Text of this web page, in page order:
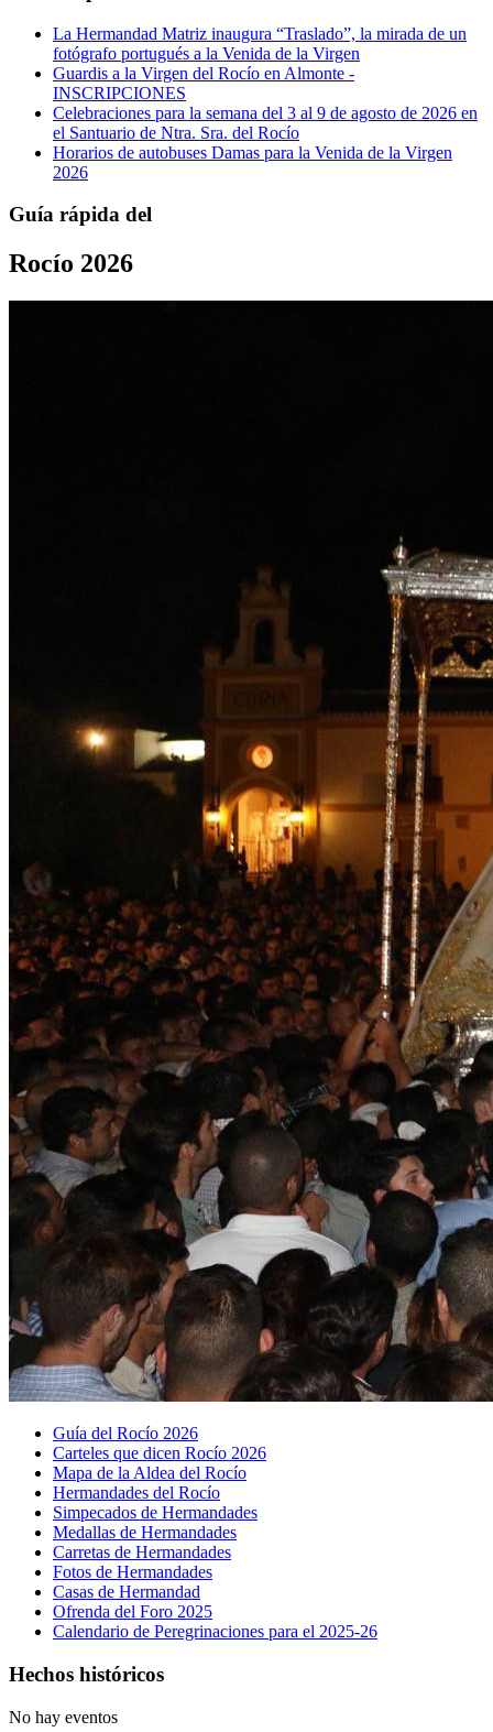
La Hermandad Matriz inaugura “Traslado”, la mirada de un
fotógrafo portugués a la Venida de la Virgen
Guardis a la Virgen del Rocío en Almonte -
INSCRIPCIONES
Celebraciones para la semana del 3 al 9 de agosto de 2026 en
el Santuario de Ntra. Sra. del Rocío
Horarios de autobuses Damas para la Venida de la Virgen
2026
Guía rápida del
Rocío 2026
Guía del Rocío 2026
Carteles que dicen Rocío 2026
Mapa de la Aldea del Rocío
Hermandades del Rocío
Simpecados de Hermandades
Medallas de Hermandades
Carretas de Hermandades
Fotos de Hermandades
Casas de Hermandad
Ofrenda del Foro 2025
Calendario de Peregrinaciones para el 2025-26
Hechos históricos
No hay eventos